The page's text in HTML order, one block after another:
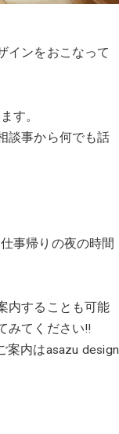
インをおこなって
す。
談事から何でも話
事帰りの夜の時間
内することも可能
みてください!!
案内はasazu design